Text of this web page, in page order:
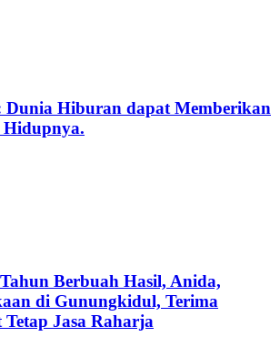
Dunia Hiburan dapat Memberikan
Berbuah Hasil, Anida,
di Gunungkidul, Terima
Tetap Jasa Raharja